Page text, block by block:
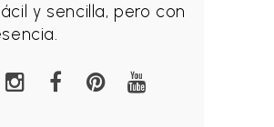
y sencilla, pero con